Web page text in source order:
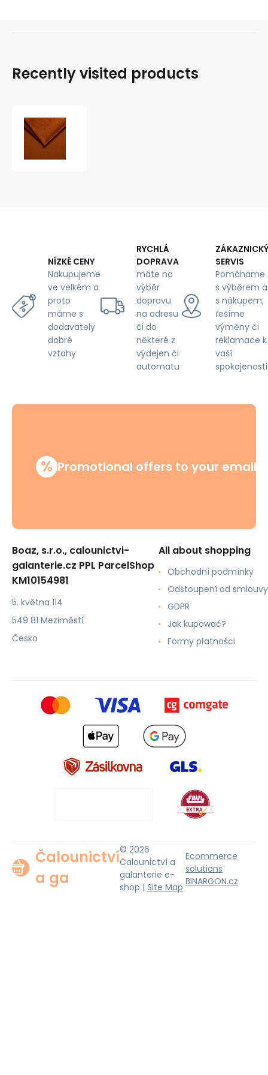
Recently visited products
-
Pet
Proof,
Rust
NÍZKÉ CENY
Nakupujeme
ve velkém a
proto
máme s
dodavately
dobré
vztahy
RYCHLÁ
DOPRAVA
máte na
výběr
dopravu
na adresu
či do
některé z
výdejen či
automatu
ZÁKAZNICKÝ
SERVIS
Pomáhame
s výběrem a
s nákupem,
řešíme
výměny či
reklamace k
vaší
spokojenosti
% Promotional offers to your email
Boaz, s.r.o., calounictvi-
galanterie.cz PPL ParcelShop
KM10154981
5. května 114
549 81 Meziměstí
Česko
All about shopping
Obchodní podmínky
Odstoupení od smlouvy
GDPR
Jak kupować?
Formy płatności
Čalounictví
a ga
© 2026
Čalounictví a
galanterie e-
shop | Site Map
Ecommerce
solutions
BINARGON.cz